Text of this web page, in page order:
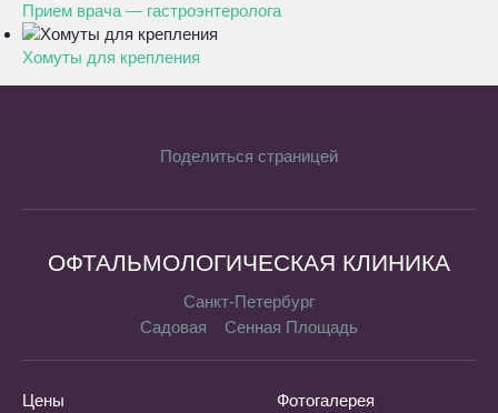
Прием врача — гастроэнтеролога
Хомуты для крепления
Поделиться страницей
ОФТАЛЬМОЛОГИЧЕСКАЯ КЛИНИКА
Санкт-Петербург
Садовая
Сенная Площадь
Цены Фотогалерея